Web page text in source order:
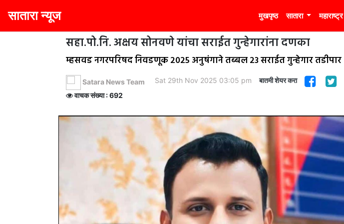
सातारा न्यूज मुखपृष्ठ सातारा महाराष्ट्र
सहा.पो.नि. अक्षय सोनवणे यांचा सराईत गुन्हेगारांना दणका
म्हसवड नगरपरिषद निवडणूक 2025 अनुषंगाने तब्बल 23 सराईत गुन्हेगार तडीपार
Satara News Team Sat 29th Nov 2025 03:05 pm
बातमी शेयर करा
वाचक संख्या : 692